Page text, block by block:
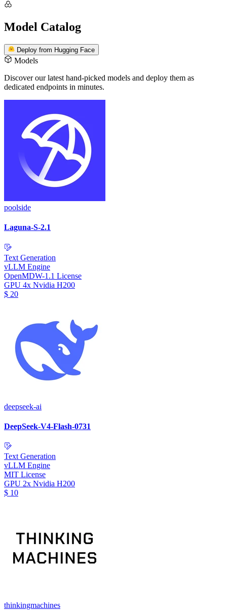
Model Catalog
Deploy from Hugging Face
Models
Discover our latest hand-picked models and deploy them as
dedicated endpoints in minutes.
poolside
Laguna-S-2.1
Text Generation
vLLM Engine
OpenMDW-1.1 License
GPU 4x Nvidia H200
$ 20
deepseek-ai
DeepSeek-V4-Flash-0731
Text Generation
vLLM Engine
MIT License
GPU 2x Nvidia H200
$ 10
thinkingmachines